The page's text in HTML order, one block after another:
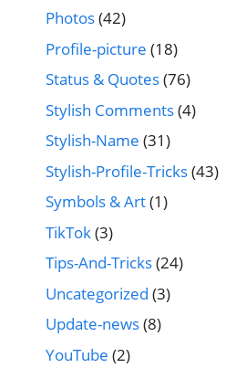
Photos(42)
Profile-picture (18)
Status & Quotes(76)
Stylish Comments(4)
Stylish-Name (31)
Stylish-Profile-Tricks(43)
Symbols & Art(1)
TikTok(3)
Tips-And-Tricks(24)
Uncategorized (3)
Update-news(8)
YouTube (2)